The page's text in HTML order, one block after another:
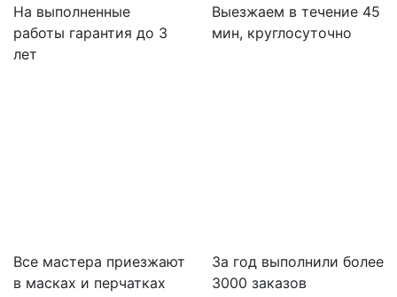
На выполненные
работы гарантия до 3
лет
Выезжаем в течение 45
мин, круглосуточно
Все мастера приезжают
в масках и перчатках
За год выполнили более
3000 заказов